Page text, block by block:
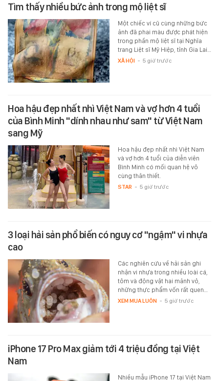
Tìm thấy nhiều bức ảnh trong mộ liệt sĩ
Một chiếc ví cũ cùng những bức
ảnh đã phai màu được phát hiện
trong phần mộ liệt sĩ tại Nghĩa
trang Liệt sĩ Mỹ Hiệp, tỉnh Gia Lai…
XÃ HỘI - 5 giờ trước
Hoa hậu đẹp nhất nhì Việt Nam và vợ hơn 4 tuổi
của Bình Minh "dính nhau như sam" từ Việt Nam
sang Mỹ
Hoa hậu đẹp nhất nhì Việt Nam
và vợ hơn 4 tuổi của diễn viên
Bình Minh có mối quan hệ vô
cùng thân thiết.
STAR - 5 giờ trước
3 loại hải sản phổ biến có nguy cơ "ngậm" vi nhựa
cao
Các nghiên cứu về hải sản ghi
nhận vi nhựa trong nhiều loài cá,
tôm và động vật hai mảnh vỏ,
những thực phẩm vốn rất quen…
XEM MUA LUÔN - 5 giờ trước
iPhone 17 Pro Max giảm tới 4 triệu đồng tại Việt
Nam
Nhiều mẫu iPhone 17 tại Việt Nam